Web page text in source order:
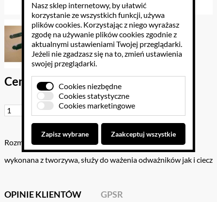
Cena brutto: 123.00 PLN
Do koszyka
Rozmiar: .
wykonana z tworzywa, służy do ważenia odważników jak i ciecz
OPINIE KLIENTÓW GPSR
Nasz sklep internetowy, by ułatwić
korzystanie ze wszystkich funkcji, używa
plików cookies. Korzystając z niego wyrażasz
zgodę na używanie plików cookies zgodnie z
aktualnymi ustawieniami Twojej przeglądarki.
Jeżeli nie zgadzasz się na to, zmień ustawienia
swojej przeglądarki.
Cookies niezbędne
Cookies statystyczne
Cookies marketingowe
Zapisz wybrane Zaakceptuj wszystkie